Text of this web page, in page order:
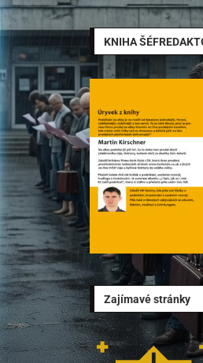
KNIHA
Zajímavé stránky